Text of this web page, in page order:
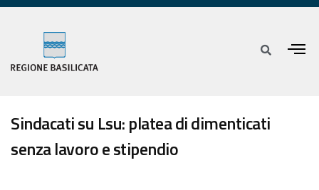
Sindacati su Lsu: platea di dimenticati
senza lavoro e stipendio